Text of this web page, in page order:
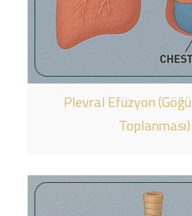
Plevral Efüzyon
Toplanması)